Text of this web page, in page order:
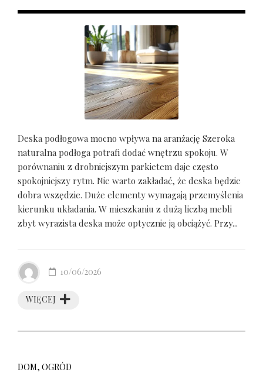
Deska podłogowa mocno wpływa na aranżację Szeroka
naturalna podłoga potrafi dodać wnętrzu spokoju. W
porównaniu z drobniejszym parkietem daje często
spokojniejszy rytm. Nie warto zakładać, że deska będzie
dobra wszędzie. Duże elementy wymagają przemyślenia
kierunku układania. W mieszkaniu z dużą liczbą mebli
zbyt wyrazista deska może optycznie ją obciążyć. Przy...
WIĘCEJ
10/06/2026
DOM, OGRÓD